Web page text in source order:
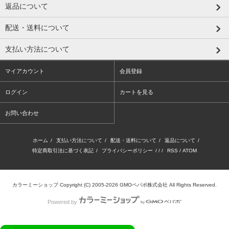
返品について
配送・送料について
支払い方法について
マイアカウント 会員登録
ログイン カートを見る
お問い合わせ
ホーム / 支払い方法について / 配送・送料について / 返品について /
特定商取引法に基づく表記 / プライバシーポリシー / / / RSS / ATOM
カラーミーショップCopyright (C) 2005-2026 GMOペパボ株式会社 All Rights Reserved.
Powered by